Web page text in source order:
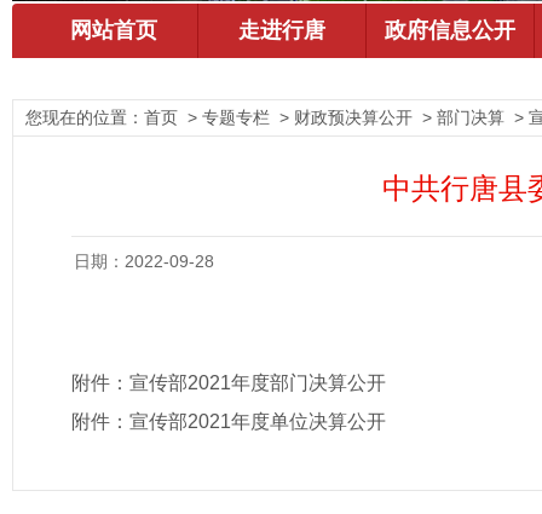
您现在的位置： 首页 > 专题专栏 > 财政预决算公开 > 部门决算 >
中共行唐县
日期：2022-09-28
附件： 宣传部2021年度部门决算公开
附件： 宣传部2021年度单位决算公开